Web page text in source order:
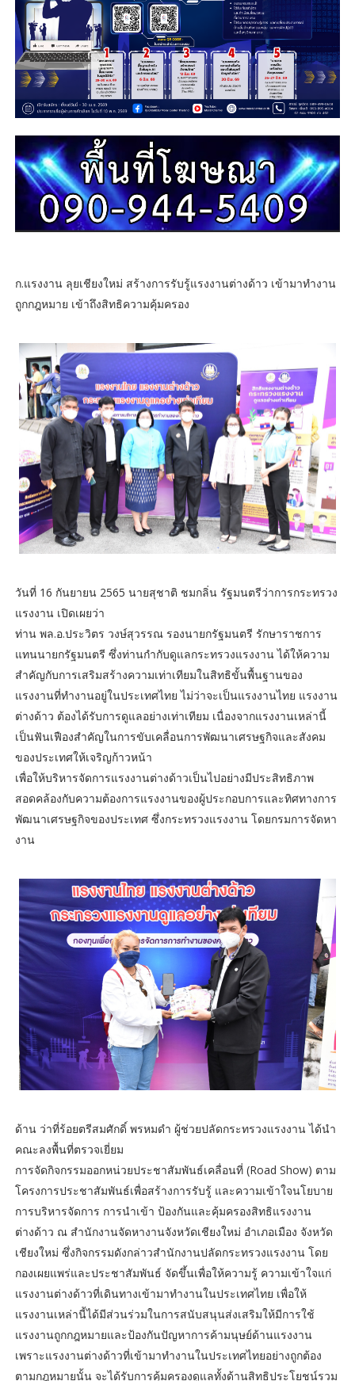
ก.แรงงาน ลุยเชียงใหม่ สร้างการรับรู้แรงงานต่างด้าว เข้ามาทำงาน
ถูกกฎหมาย เข้าถึงสิทธิความคุ้มครอง
วันที่ 16 กันยายน 2565 นายสุชาติ ชมกลิ่น รัฐมนตรีว่าการกระทรวง
แรงงาน เปิดเผยว่า
ท่าน พล.อ.ประวิตร วงษ์สุวรรณ รองนายกรัฐมนตรี รักษาราชการ
แทนนายกรัฐมนตรี ซึ่งท่านกำกับดูแลกระทรวงแรงงาน ได้ให้ความ
สำคัญกับการเสริมสร้างความเท่าเทียมในสิทธิขั้นพื้นฐานของ
แรงงานที่ทำงานอยู่ในประเทศไทย ไม่ว่าจะเป็นแรงงานไทย แรงงาน
ต่างด้าว ต้องได้รับการดูแลอย่างเท่าเทียม เนื่องจากแรงงานเหล่านี้
เป็นฟันเฟืองสำคัญในการขับเคลื่อนการพัฒนาเศรษฐกิจและสังคม
ของประเทศให้เจริญก้าวหน้า
เพื่อให้บริหารจัดการแรงงานต่างด้าวเป็นไปอย่างมีประสิทธิภาพ
สอดคล้องกับความต้องการแรงงานของผู้ประกอบการและทิศทางการ
พัฒนาเศรษฐกิจของประเทศ ซึ่งกระทรวงแรงงาน โดยกรมการจัดหา
งาน
ด้าน ว่าที่ร้อยตรีสมศักดิ์ พรหมดำ ผู้ช่วยปลัดกระทรวงแรงงาน ได้นำ
คณะลงพื้นที่ตรวจเยี่ยม
การจัดกิจกรรมออกหน่วยประชาสัมพันธ์เคลื่อนที่ (Road Show) ตาม
โครงการประชาสัมพันธ์เพื่อสร้างการรับรู้ และความเข้าใจนโยบาย
การบริหารจัดการ การนำเข้า ป้องกันและคุ้มครองสิทธิแรงงาน
ต่างด้าว ณ สำนักงานจัดหางานจังหวัดเชียงใหม่ อำเภอเมือง จังหวัด
เชียงใหม่ ซึ่งกิจกรรมดังกล่าวสำนักงานปลัดกระทรวงแรงงาน โดย
กองเผยแพร่และประชาสัมพันธ์ จัดขึ้นเพื่อให้ความรู้ ความเข้าใจแก่
แรงงานต่างด้าวที่เดินทางเข้ามาทำงานในประเทศไทย เพื่อให้
แรงงานเหล่านี้ได้มีส่วนร่วมในการสนับสนุนส่งเสริมให้มีการใช้
แรงงานถูกกฎหมายและป้องกันปัญหาการค้ามนุษย์ด้านแรงงาน
เพราะแรงงานต่างด้าวที่เข้ามาทำงานในประเทศไทยอย่างถูกต้อง
ตามกฎหมายนั้น จะได้รับการคุ้มครองดูแลทั้งด้านสิทธิประโยชน์รวม